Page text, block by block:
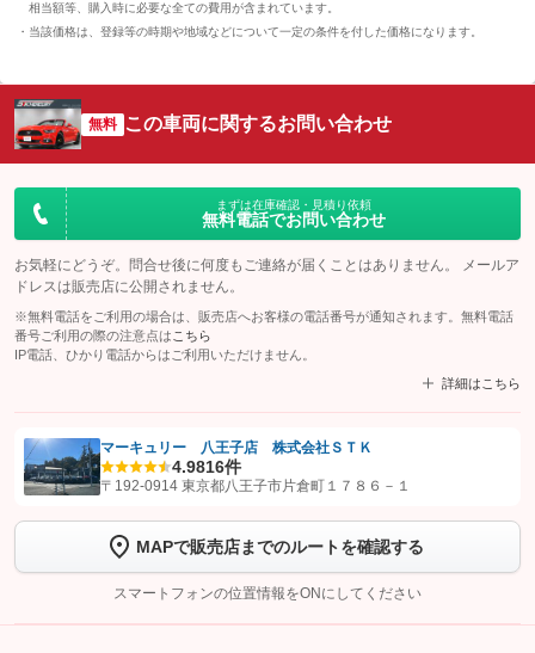
相当額等、購入時に必要な全ての費用が含まれています。
当該価格は、登録等の時期や地域などについて一定の条件を付した価格になります。
無料 この車両に関するお問い合わせ
まずは在庫確認・見積り依頼
無料電話でお問い合わせ
お気軽にどうぞ。問合せ後に何度もご連絡が届くことはありません。 メールア
ドレスは販売店に公開されません。
※無料電話をご利用の場合は、販売店へお客様の電話番号が通知されます。無料電話
番号ご利用の際の注意点は こちら
IP電話、ひかり電話からはご利用いただけません。
詳細はこちら
【STEP1】認証画面でグーネットを友だち追加してから「許可する」ボタンを押
トーク画面で
ボタンをタップして問い合わせを
完了してください。
こちら
マーキュリー 八王子店 株式会社ＳＴＫ
4.9816件
〒192-0914 東京都八王子市片倉町１７８６－１
MAPで販売店までのルートを確認する
スマートフォンの位置情報をONにしてください